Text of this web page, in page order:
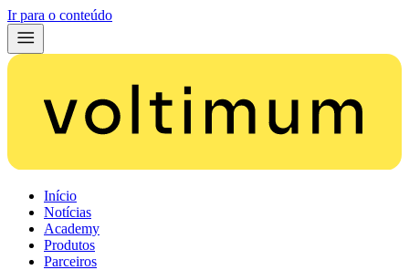
Ir para o conteúdo
Início
Notícias
Academy
Produtos
Parceiros